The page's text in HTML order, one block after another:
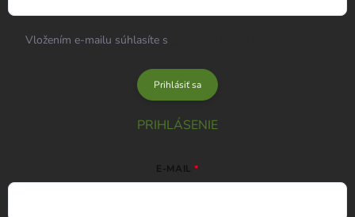
Vložením e-mailu súhlasíte s
Prihlásiť sa
PRIHLÁSENIE
E-MAIL